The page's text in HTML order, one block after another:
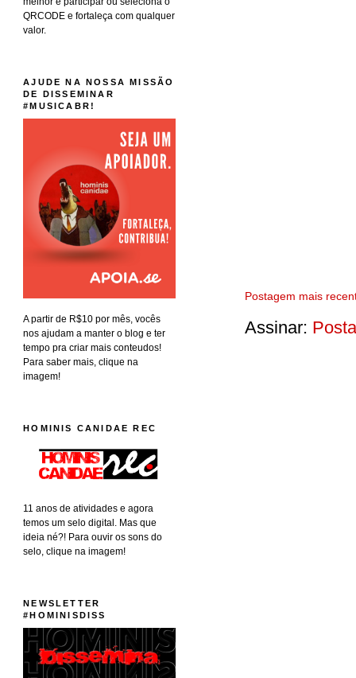
Postagem mais
Assinar:
QRCODE e fortaleça com qualquer
valor.
AJUDE NA NOSSA MISSÃO
DE DISSEMINAR
#MUSICABR!
A partir de R$10 por mês, vocês
nos ajudam a manter o blog e ter
tempo pra criar mais conteudos!
Para saber mais, clique na
imagem!
HOMINIS CANIDAE REC
11 anos de atividades e agora
temos um selo digital. Mas que
ideia né?! Para ouvir os sons do
selo, clique na imagem!
NEWSLETTER
#HOMINISDISS